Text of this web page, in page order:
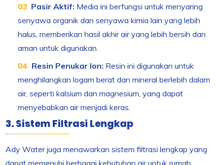
Pasir Aktif: Media ini berfungsi untuk menyaring
senyawa organik dan senyawa kimia lain yang lebih
halus, memberikan hasil akhir air yang lebih bersih dan
aman untuk digunakan.
Resin Penukar Ion: Resin ini digunakan untuk
menghilangkan logam berat dan mineral berlebih dalam
air, seperti kalsium dan magnesium, yang dapat
menyebabkan air menjadi keras.
3. Sistem Filtrasi Lengkap
Ady Water juga menawarkan sistem filtrasi lengkap yang